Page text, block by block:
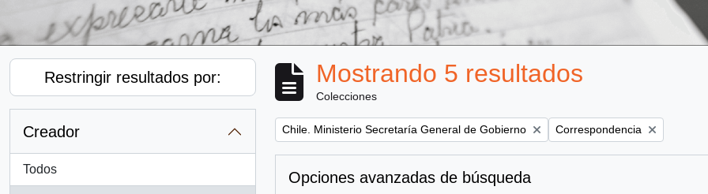
Restringir resultados por:
Creador
Todos
Mostrando 5 resultados
Colecciones
Remove filter:
Chile. Ministerio Secretaría General de Gobierno Remove filter:
Correspondencia
Opciones avanzadas de búsqueda